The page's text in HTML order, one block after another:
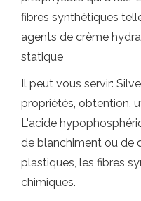
fibres synthétiques
agents de crème
statique
Il peut vous servir:
propriétés, obtention,
L'acide
de blanchiment ou de
plastiques, les fibres
chimiques.